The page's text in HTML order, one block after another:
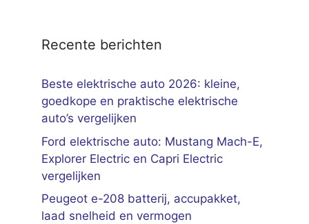
Recente berichten
Beste elektrische auto 2026: kleine,
goedkope en praktische elektrische
auto’s vergelijken
Ford elektrische auto: Mustang Mach-E,
Explorer Electric en Capri Electric
vergelijken
Peugeot e-208 batterij, accupakket,
laad snelheid en vermogen